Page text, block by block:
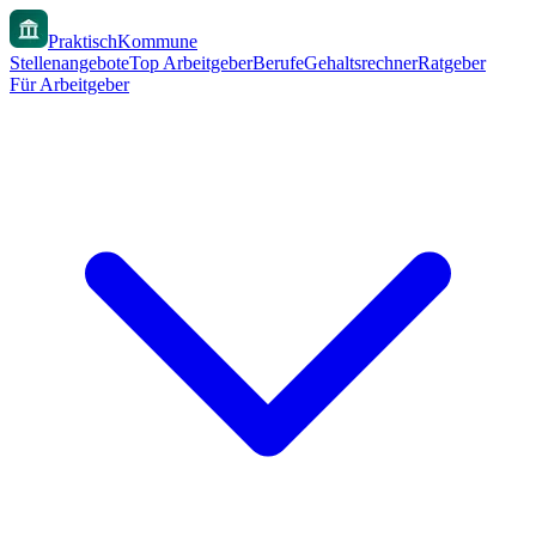
PraktischKommune
StellenangeboteTop ArbeitgeberBerufeGehaltsrechnerRatgeber
Für Arbeitgeber